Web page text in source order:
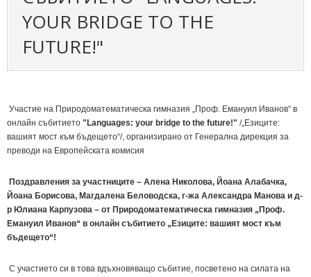
YOUR BRIDGE TO THE
FUTURE!"
Участие на Природоматематическа гимназия „Проф. Емануил Иванов“ в
онлайн събитието "Languages: your bridge to the future!" /„Езиците:
вашият мост към бъдещето“/, организирано от Генерална дирекция за
преводи на Европейската комисия
Поздравления за участниците – Алена Николова, Йоана Алабачка,
Йоана Борисова, Магдалена Беловодска, г-жа Александра Манова и д-
р Юлиана Карпузова – от Природоматематическа гимназия „Проф.
Емануил Иванов“ в онлайн събитието „Езиците: вашият мост към
бъдещето“!
С участието си в това вдъхновяващо събитие, посветено на силата на